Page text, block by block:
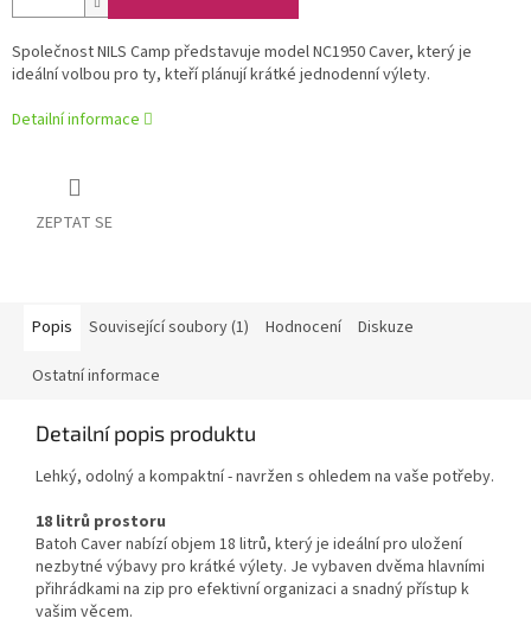
Společnost NILS Camp představuje model NC1950 Caver, který je
ideální volbou pro ty, kteří plánují krátké jednodenní výlety.
Detailní informace
ZEPTAT SE
Popis Související soubory (1) Hodnocení Diskuze
Ostatní informace
Detailní popis produktu
Lehký, odolný a kompaktní - navržen s ohledem na vaše potřeby.
18 litrů prostoru
Batoh Caver nabízí objem 18 litrů, který je ideální pro uložení
nezbytné výbavy pro krátké výlety. Je vybaven dvěma hlavními
přihrádkami na zip pro efektivní organizaci a snadný přístup k
vašim věcem.